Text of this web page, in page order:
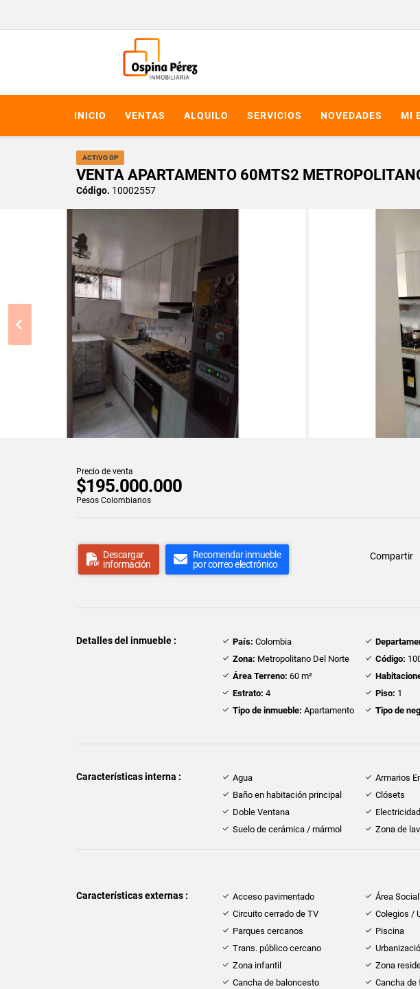
INICIO VENTAS ALQUILO SERVICIOS NOVEDADES MI
ACTIVO OP
VENTA APARTAMENTO 60MTS2
Código. 10002557
Precio de venta
$195.000.000
Pesos Colombianos
Descargar
información
Recomendar inmueble
por correo electrónico
Compartir
Detalles del inmueble : País: Colombia
Zona: Metropolitano Del Norte Código:
Área Terreno: 60 m²
Estrato: 4 Piso: 1
Tipo de inmueble: Apartamento Tipo de
Características interna : Agua Armarios
Baño en habitación principal
Clósets
Doble Ventana
Electricidad
Suelo de cerámica / mármol
Zona de
Características externas : Acceso pavimentado Área Social
Circuito cerrado de TV
Colegios /
Parques cercanos
Piscina
Trans. público cercano
Zona infantil
Zona
Cancha de baloncesto
Cancha de